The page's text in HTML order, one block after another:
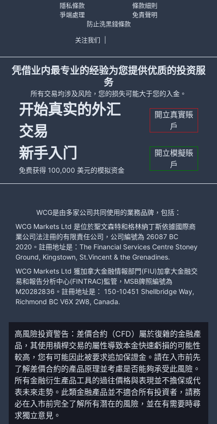
隱私條款
條款細則
爭端處理
免責聲明
防止洗黑錢條款
关注我们
凭借业内最专业的经验为您提供优质的投资服
务
所有交易均涉及风险，您的损失可能大于您的入金。
开始真实的外汇
交易
開立真實賬
戶
新手入门
免费获得 100,000 美元的模拟资金
開立模擬賬
戶
WCG是由多家公司共同使用的業務品牌，包括：
WCG Markets Ltd 是位於聖文森特和格林納丁斯依據國際商
業公司法注冊的有限責任公司，公司編號為 26087 BC
2020。註冊地址是：The Financial Services Centre Stoney
Ground, Kingstown, St.Vincent & the Grenadines.
WCG Markets Ltd 獲加拿大金融情報部門(FIU)加拿大金融交
易和報告分析中心(FINTRAC)監管，MSB牌照編號為
M20282836。註冊地址是： 150-10451 Shellbridge Way,
Richmond BC V6X 2W8, Canada.
高風險投資警告：差價合約（CFD）屬於復雜的金融產
品，其使用槓桿交易的屬性導致本金快速虧損的可能性
較高，您有可能因此被要求追加保證金。請在入市前先
了解差價合約的產品原理並考慮是否能夠承受此風險。
所有金融衍生產品工具的過往價格與表現並不擔保或代
表未來走勢。此類金融產品並不適合所有投資者，請務
必在入市前完全了解所有潛在的風險，並在有需要時尋
求獨立意見。